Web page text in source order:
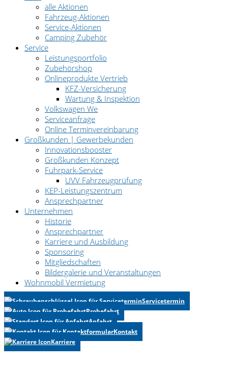
alle Aktionen
Fahrzeug-Aktionen
Service-Aktionen
Camping Zubehör
Service
Leistungsportfolio
Zubehörshop
Onlineprodukte Vertrieb
KFZ-Versicherung
Wartung & Inspektion
Volkswagen We
Serviceanfrage
Online Terminvereinbarung
Großkunden | Gewerbekunden
Innovationsbooster
Großkunden Konzept
Fuhrpark-Service
UVV Fahrzeugprüfung
KEP-Leistungszentrum
Ansprechpartner
Unternehmen
Historie
Ansprechpartner
Karriere und Ausbildung
Sponsoring
Mitgliedschaften
Bildergalerie und Veranstaltungen
Wohnmobil Vermietung
Servicetermin
Probefahrt
Anfahrt
Kontakt
Karriere